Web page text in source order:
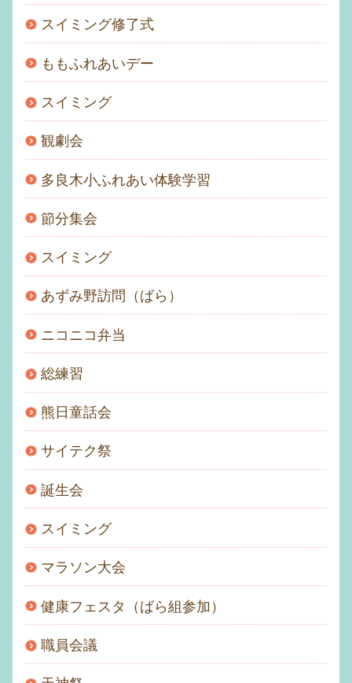
スイミング修了式
ももふれあいデー
スイミング
観劇会
多良木小ふれあい体験学習
節分集会
スイミング
あずみ野訪問（ばら）
ニコニコ弁当
総練習
熊日童話会
サイテク祭
誕生会
スイミング
マラソン大会
健康フェスタ（ばら組参加）
職員会議